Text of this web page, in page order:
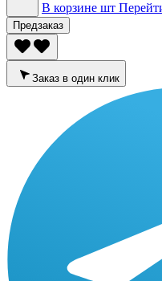
В корзине шт
Предзаказ
Заказ в один клик